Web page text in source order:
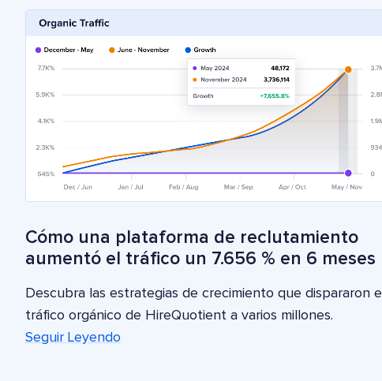
Cómo una plataforma de reclutamiento
aumentó el tráfico un 7.656 % en 6 meses
Descubra las estrategias de crecimiento que dispararon el
tráfico orgánico de HireQuotient a varios millones.
Seguir Leyendo